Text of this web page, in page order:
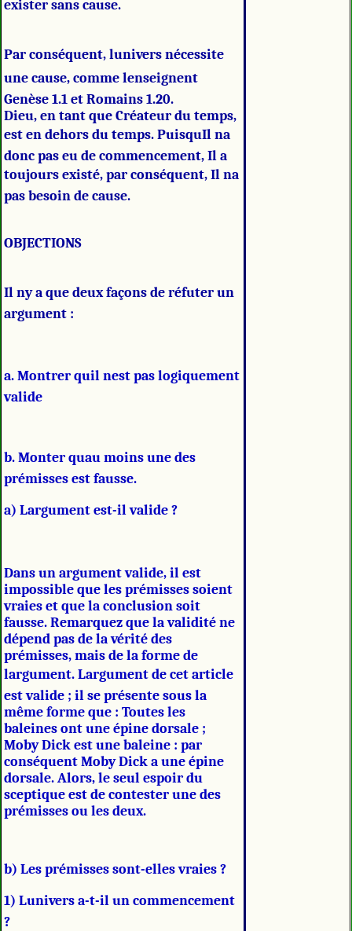
exister sans cause.
Par conséquent, lunivers nécessite
une cause, comme lenseignent
Genèse 1.1 et Romains 1.20.
Dieu, en tant que Créateur du temps,
est en dehors du temps. PuisquIl na
donc pas eu de commencement, Il a
toujours existé, par conséquent, Il na
pas besoin de cause.
OBJECTIONS
Il ny a que deux façons de réfuter un
argument :
a. Montrer quil nest pas logiquement
valide
b. Monter quau moins une des
prémisses est fausse.
a) Largument est-il valide ?
Dans un argument valide, il est
impossible que les prémisses soient
vraies et que la conclusion soit
fausse. Remarquez que la validité ne
dépend pas de la vérité des
prémisses, mais de la forme de
largument. Largument de cet article
est valide ; il se présente sous la
même forme que : Toutes les
baleines ont une épine dorsale ;
Moby Dick est une baleine : par
conséquent Moby Dick a une épine
dorsale. Alors, le seul espoir du
sceptique est de contester une des
prémisses ou les deux.
b) Les prémisses sont-elles vraies ?
1) Lunivers a-t-il un commencement
?